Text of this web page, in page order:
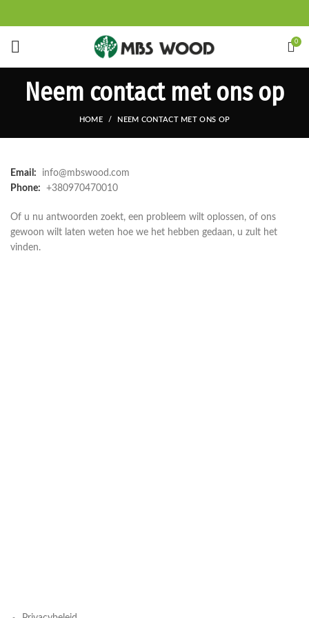
0
Neem contact met ons op
HOME NEEM CONTACT MET ONS OP
Email: info@mbswood.com
Phone: +380970470010
Of u nu antwoorden zoekt, een probleem wilt oplossen, of ons
gewoon wilt laten weten hoe we het hebben gedaan, u zult het
vinden.